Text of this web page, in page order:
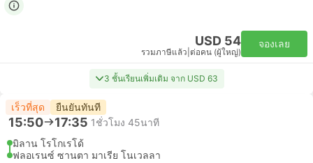
USD 54
รวมภาษีแล้ว ต่อคน (ผู้ใหญ่)
จองเลย
3 ชั้นเรียนเพิ่มเติม จาก USD 63
เร็วที่สุด ยืนยันทันที
15:50 17:35 1ชั่วโมง 45นาที
มิลาน โรโกเรโด้
ฟลอเรนซ์ ซานตา มาเรีย โนเวลลา